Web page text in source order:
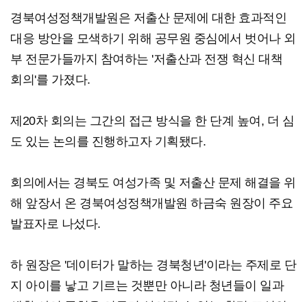
경북여성정책개발원은 저출산 문제에 대한 효과적인
대응 방안을 모색하기 위해 공무원 중심에서 벗어나 외
부 전문가들까지 참여하는 '저출산과 전쟁 혁신 대책
회의'를 가졌다.
제20차 회의는 그간의 접근 방식을 한 단계 높여, 더 심
도 있는 논의를 진행하고자 기획됐다.
회의에서는 경북도 여성가족 및 저출산 문제 해결을 위
해 앞장서 온 경북여성정책개발원 하금숙 원장이 주요
발표자로 나섰다.
하 원장은 '데이터가 말하는 경북청년'이라는 주제로 단
지 아이를 낳고 기르는 것뿐만 아니라 청년들이 일과